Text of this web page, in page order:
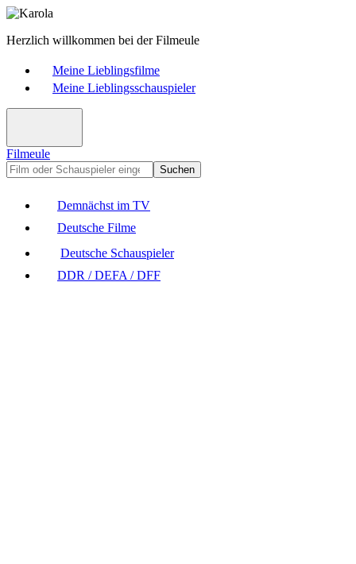
Herzlich willkommen bei der Filmeule
Meine Lieblingsfilme
Meine Lieblingsschauspieler
Filmeule
Suchen
Demnächst im TV
Deutsche Filme
Deutsche Schauspieler
DDR / DEFA / DFF